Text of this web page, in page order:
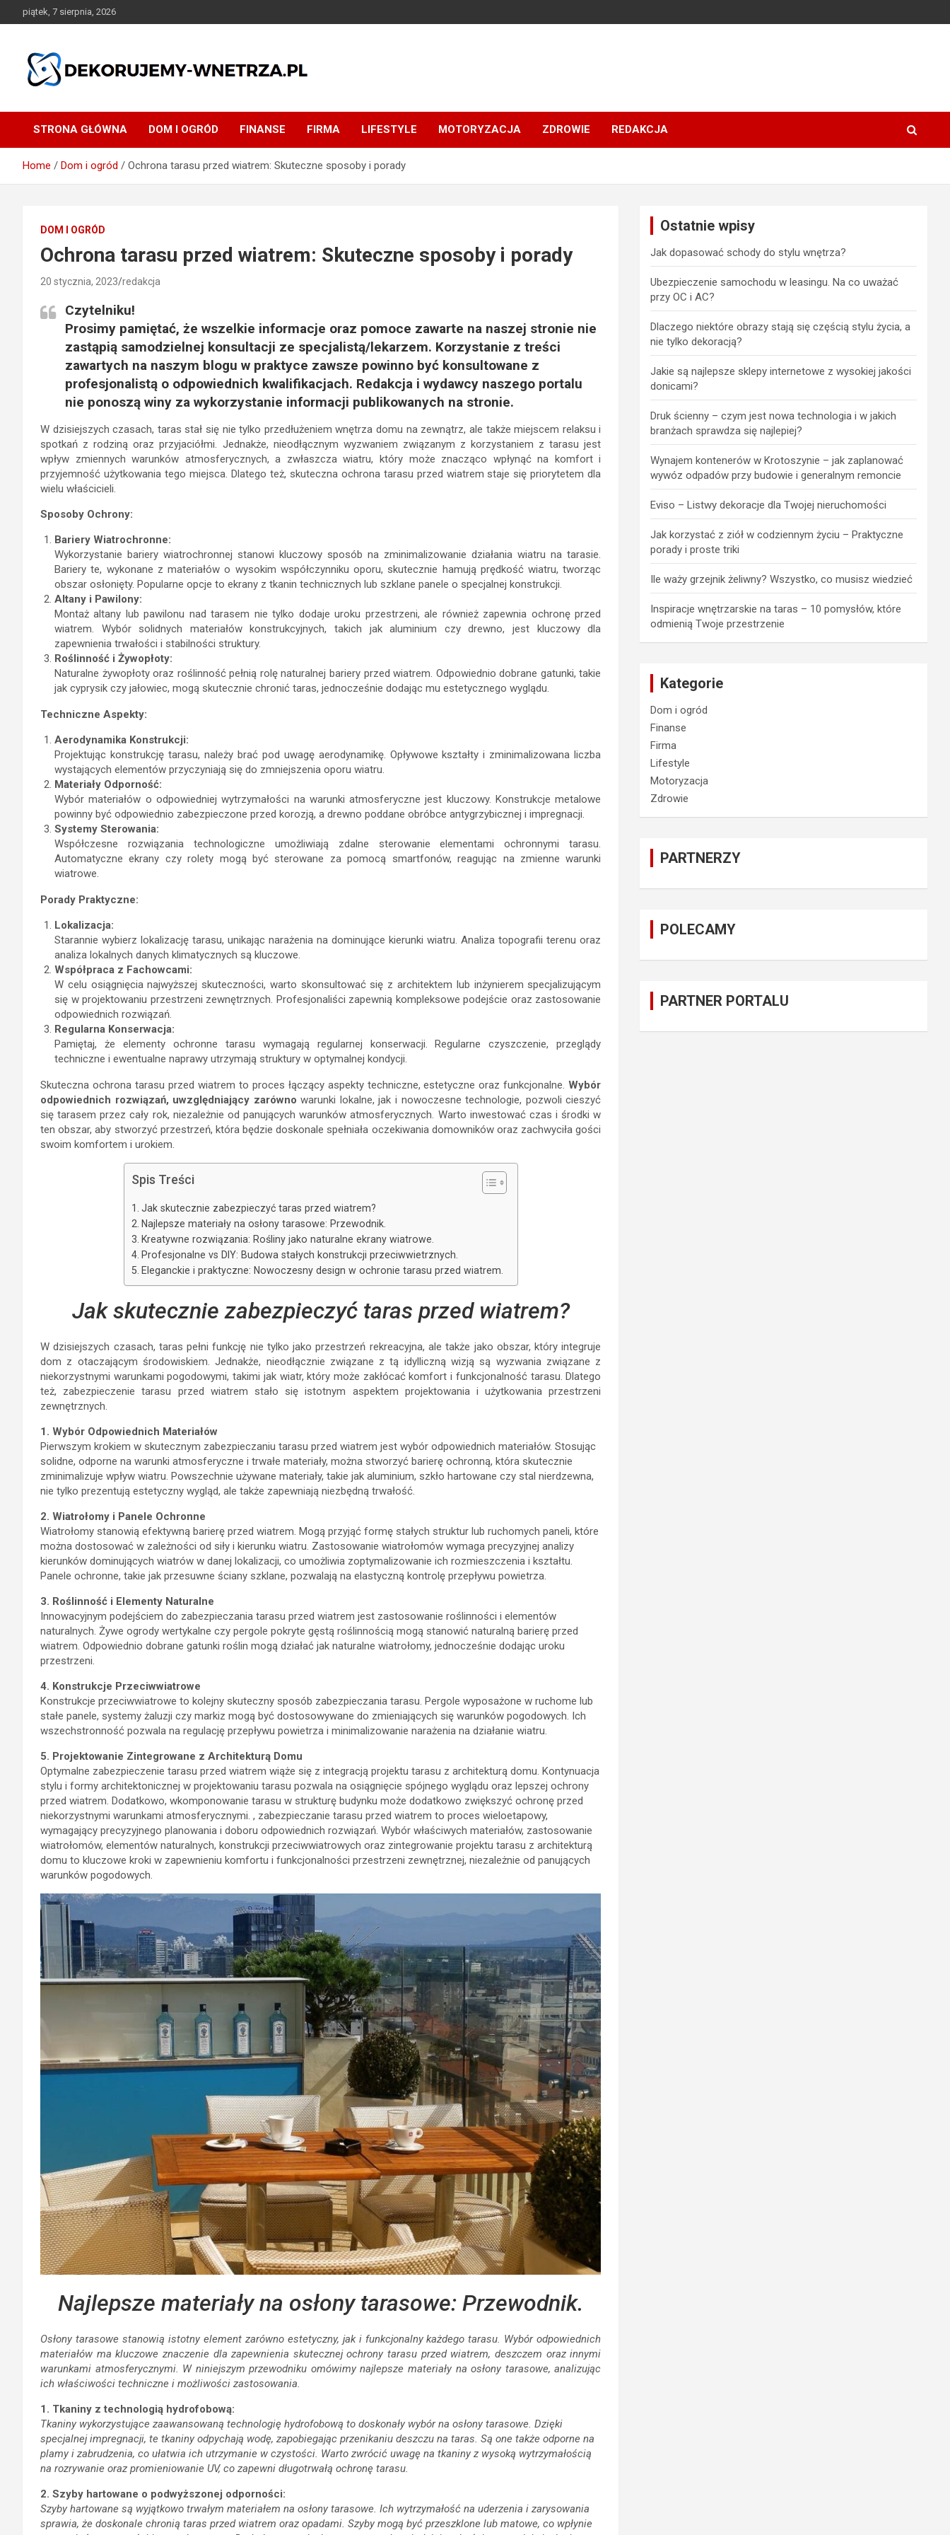
to
piątek, 7 sierpnia, 2026
dekorujemy-wnetrza.pl
STRONA GŁÓWNA DOM I OGRÓD FINANSE FIRMA LIFESTYLE MOTORYZACJA ZDROWIE REDAKCJA
Home Dom i ogród Ochrona tarasu przed wiatrem: Skuteczne sposoby i porady
DOM I OGRÓD
Ochrona tarasu przed wiatrem: Skuteczne sposoby i porady
20 stycznia, 2023 redakcja
Czytelniku!
Prosimy pamiętać, że wszelkie informacje oraz pomoce zawarte na naszej stronie nie
zastąpią samodzielnej konsultacji ze specjalistą/lekarzem. Korzystanie z treści
zawartych na naszym blogu w praktyce zawsze powinno być konsultowane z
profesjonalistą o odpowiednich kwalifikacjach. Redakcja i wydawcy naszego portalu
nie ponoszą winy za wykorzystanie informacji publikowanych na stronie.
W dzisiejszych czasach, taras stał się nie tylko przedłużeniem wnętrza domu na zewnątrz, ale także miejscem relaksu i
spotkań z rodziną oraz przyjaciółmi. Jednakże, nieodłącznym wyzwaniem związanym z korzystaniem z tarasu jest
wpływ zmiennych warunków atmosferycznych, a zwłaszcza wiatru, który może znacząco wpłynąć na komfort i
przyjemność użytkowania tego miejsca. Dlatego też, skuteczna ochrona tarasu przed wiatrem staje się priorytetem dla
wielu właścicieli.
Sposoby Ochrony:
Bariery Wiatrochronne:
Wykorzystanie bariery wiatrochronnej stanowi kluczowy sposób na zminimalizowanie działania wiatru na tarasie.
Bariery te, wykonane z materiałów o wysokim współczynniku oporu, skutecznie hamują prędkość wiatru, tworząc
obszar osłonięty. Popularne opcje to ekrany z tkanin technicznych lub szklane panele o specjalnej konstrukcji.
Altany i Pawilony:
Montaż altany lub pawilonu nad tarasem nie tylko dodaje uroku przestrzeni, ale również zapewnia ochronę przed
wiatrem. Wybór solidnych materiałów konstrukcyjnych, takich jak aluminium czy drewno, jest kluczowy dla
zapewnienia trwałości i stabilności struktury.
Roślinność i Żywopłoty:
Naturalne żywopłoty oraz roślinność pełnią rolę naturalnej bariery przed wiatrem. Odpowiednio dobrane gatunki, takie
jak cyprysik czy jałowiec, mogą skutecznie chronić taras, jednocześnie dodając mu estetycznego wyglądu.
Techniczne Aspekty:
Aerodynamika Konstrukcji:
Projektując konstrukcję tarasu, należy brać pod uwagę aerodynamikę. Opływowe kształty i zminimalizowana liczba
wystających elementów przyczyniają się do zmniejszenia oporu wiatru.
Materiały Odporność:
Wybór materiałów o odpowiedniej wytrzymałości na warunki atmosferyczne jest kluczowy. Konstrukcje metalowe
powinny być odpowiednio zabezpieczone przed korozją, a drewno poddane obróbce antygrzybicznej i impregnacji.
Systemy Sterowania:
Współczesne rozwiązania technologiczne umożliwiają zdalne sterowanie elementami ochronnymi tarasu.
Automatyczne ekrany czy rolety mogą być sterowane za pomocą smartfonów, reagując na zmienne warunki
wiatrowe.
Porady Praktyczne:
Lokalizacja:
Starannie wybierz lokalizację tarasu, unikając narażenia na dominujące kierunki wiatru. Analiza topografii terenu oraz
analiza lokalnych danych klimatycznych są kluczowe.
Współpraca z Fachowcami:
W celu osiągnięcia najwyższej skuteczności, warto skonsultować się z architektem lub inżynierem specjalizującym
się w projektowaniu przestrzeni zewnętrznych. Profesjonaliści zapewnią kompleksowe podejście oraz zastosowanie
odpowiednich rozwiązań.
Regularna Konserwacja:
Pamiętaj, że elementy ochronne tarasu wymagają regularnej konserwacji. Regularne czyszczenie, przeglądy
techniczne i ewentualne naprawy utrzymają struktury w optymalnej kondycji.
Skuteczna ochrona tarasu przed wiatrem to proces łączący aspekty techniczne, estetyczne oraz funkcjonalne.Wybór
odpowiednich rozwiązań, uwzględniający zarówno warunki lokalne, jak i nowoczesne technologie, pozwoli cieszyć
się tarasem przez cały rok, niezależnie od panujących warunków atmosferycznych. Warto inwestować czas i środki w
ten obszar, aby stworzyć przestrzeń, która będzie doskonale spełniała oczekiwania domowników oraz zachwyciła gości
swoim komfortem i urokiem.
Spis Treści
Jak skutecznie zabezpieczyć taras przed wiatrem?
Najlepsze materiały na osłony tarasowe: Przewodnik.
Kreatywne rozwiązania: Rośliny jako naturalne ekrany wiatrowe.
Profesjonalne vs DIY: Budowa stałych konstrukcji przeciwwietrznych.
Eleganckie i praktyczne: Nowoczesny design w ochronie tarasu przed wiatrem.
Jak skutecznie zabezpieczyć taras przed wiatrem?
W dzisiejszych czasach, taras pełni funkcję nie tylko jako przestrzeń rekreacyjna, ale także jako obszar, który integruje
dom z otaczającym środowiskiem. Jednakże, nieodłącznie związane z tą idylliczną wizją są wyzwania związane z
niekorzystnymi warunkami pogodowymi, takimi jak wiatr, który może zakłócać komfort i funkcjonalność tarasu. Dlatego
też, zabezpieczenie tarasu przed wiatrem stało się istotnym aspektem projektowania i użytkowania przestrzeni
zewnętrznych.
1. Wybór Odpowiednich Materiałów
Pierwszym krokiem w skutecznym zabezpieczaniu tarasu przed wiatrem jest wybór odpowiednich materiałów. Stosując
solidne, odporne na warunki atmosferyczne i trwałe materiały, można stworzyć barierę ochronną, która skutecznie
zminimalizuje wpływ wiatru. Powszechnie używane materiały, takie jak aluminium, szkło hartowane czy stal nierdzewna,
nie tylko prezentują estetyczny wygląd, ale także zapewniają niezbędną trwałość.
2. Wiatrołomy i Panele Ochronne
Wiatrołomy stanowią efektywną barierę przed wiatrem. Mogą przyjąć formę stałych struktur lub ruchomych paneli, które
można dostosować w zależności od siły i kierunku wiatru. Zastosowanie wiatrołomów wymaga precyzyjnej analizy
kierunków dominujących wiatrów w danej lokalizacji, co umożliwia zoptymalizowanie ich rozmieszczenia i kształtu.
Panele ochronne, takie jak przesuwne ściany szklane, pozwalają na elastyczną kontrolę przepływu powietrza.
3. Roślinność i Elementy Naturalne
Innowacyjnym podejściem do zabezpieczania tarasu przed wiatrem jest zastosowanie roślinności i elementów
naturalnych. Żywe ogrody wertykalne czy pergole pokryte gęstą roślinnością mogą stanowić naturalną barierę przed
wiatrem. Odpowiednio dobrane gatunki roślin mogą działać jak naturalne wiatrołomy, jednocześnie dodając uroku
przestrzeni.
4. Konstrukcje Przeciwwiatrowe
Konstrukcje przeciwwiatrowe to kolejny skuteczny sposób zabezpieczania tarasu. Pergole wyposażone w ruchome lub
stałe panele, systemy żaluzji czy markiz mogą być dostosowywane do zmieniających się warunków pogodowych. Ich
wszechstronność pozwala na regulację przepływu powietrza i minimalizowanie narażenia na działanie wiatru.
5. Projektowanie Zintegrowane z Architekturą Domu
Optymalne zabezpieczenie tarasu przed wiatrem wiąże się z integracją projektu tarasu z architekturą domu. Kontynuacja
stylu i formy architektonicznej w projektowaniu tarasu pozwala na osiągnięcie spójnego wyglądu oraz lepszej ochrony
przed wiatrem. Dodatkowo, wkomponowanie tarasu w strukturę budynku może dodatkowo zwiększyć ochronę przed
niekorzystnymi warunkami atmosferycznymi. , zabezpieczanie tarasu przed wiatrem to proces wieloetapowy,
wymagający precyzyjnego planowania i doboru odpowiednich rozwiązań. Wybór właściwych materiałów, zastosowanie
wiatrołomów, elementów naturalnych, konstrukcji przeciwwiatrowych oraz zintegrowanie projektu tarasu z architekturą
domu to kluczowe kroki w zapewnieniu komfortu i funkcjonalności przestrzeni zewnętrznej, niezależnie od panujących
warunków pogodowych.
Najlepsze materiały na osłony tarasowe: Przewodnik.
Osłony tarasowe stanowią istotny element zarówno estetyczny, jak i funkcjonalny każdego tarasu. Wybór odpowiednich
materiałów ma kluczowe znaczenie dla zapewnienia skutecznej ochrony tarasu przed wiatrem, deszczem oraz innymi
warunkami atmosferycznymi. W niniejszym przewodniku omówimy najlepsze materiały na osłony tarasowe, analizując
ich właściwości techniczne i możliwości zastosowania.
1. Tkaniny z technologią hydrofobową:
Tkaniny wykorzystujące zaawansowaną technologię hydrofobową to doskonały wybór na osłony tarasowe. Dzięki
specjalnej impregnacji, te tkaniny odpychają wodę, zapobiegając przenikaniu deszczu na taras. Są one także odporne na
plamy i zabrudzenia, co ułatwia ich utrzymanie w czystości. Warto zwrócić uwagę na tkaniny z wysoką wytrzymałością
na rozrywanie oraz promieniowanie UV, co zapewni długotrwałą ochronę tarasu.
2. Szyby hartowane o podwyższonej odporności:
Szyby hartowane są wyjątkowo trwałym materiałem na osłony tarasowe. Ich wytrzymałość na uderzenia i zarysowania
sprawia, że doskonale chronią taras przed wiatrem oraz opadami. Szyby mogą być przeszklone lub matowe, co wpłynie
Ostatnie wpisy
Jak dopasować schody do stylu wnętrza?
Ubezpieczenie samochodu w leasingu. Na co uważać
przy OC i AC?
Dlaczego niektóre obrazy stają się częścią stylu życia, a
nie tylko dekoracją?
Jakie są najlepsze sklepy internetowe z wysokiej jakości
donicami?
Druk ścienny – czym jest nowa technologia i w jakich
branżach sprawdza się najlepiej?
Wynajem kontenerów w Krotoszynie – jak zaplanować
wywóz odpadów przy budowie i generalnym remoncie
Eviso – Listwy dekoracje dla Twojej nieruchomości
Jak korzystać z ziół w codziennym życiu – Praktyczne
porady i proste triki
Ile waży grzejnik żeliwny? Wszystko, co musisz wiedzieć
Inspiracje wnętrzarskie na taras – 10 pomysłów, które
odmienią Twoje przestrzenie
Kategorie
Dom i ogród
Finanse
Firma
Lifestyle
Motoryzacja
Zdrowie
PARTNERZY
POLECAMY
PARTNER PORTALU